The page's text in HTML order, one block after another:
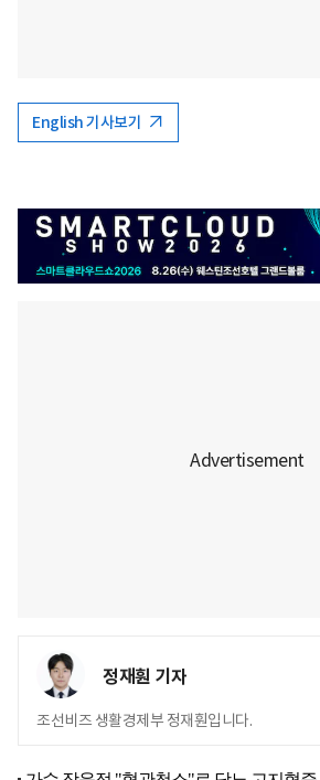
English 기사보기
정재훤 기자
조선비즈 생활경제부 정재훤입니다.